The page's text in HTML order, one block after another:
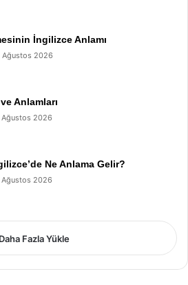
İngilizce Anlamı
Ağustos 2026
Anlamları
Ağustos 2026
Ne Anlama Gelir?
Ağustos 2026
Daha Fazla Yükle